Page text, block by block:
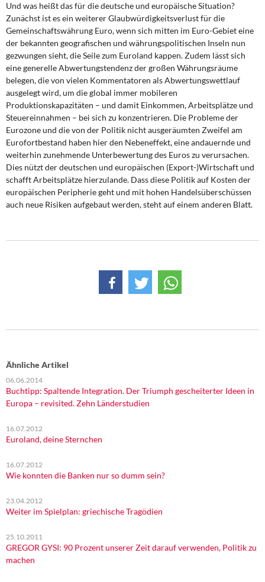
Und was heißt das für die deutsche und europäische Situation?
Zunächst ist es ein weiterer Glaubwürdigkeitsverlust für die
Gemeinschaftswährung Euro, wenn sich mitten im Euro-Gebiet eine
der bekannten geografischen und währungspolitischen Inseln nun
gezwungen sieht, die Seile zum Euroland kappen. Zudem lässt sich
eine generelle Abwertungstendenz der großen Währungsräume
belegen, die von vielen Kommentatoren als Abwertungswettlauf
ausgelegt wird, um die global immer mobileren
Produktionskapazitäten – und damit Einkommen, Arbeitsplätze und
Steuereinnahmen – bei sich zu konzentrieren. Die Probleme der
Eurozone und die von der Politik nicht ausgeräumten Zweifel am
Eurofortbestand haben hier den Nebeneffekt, eine andauernde und
weiterhin zunehmende Unterbewertung des Euros zu verursachen.
Dies nützt der deutschen und europäischen (Export-)Wirtschaft und
schafft Arbeitsplätze hierzulande. Dass diese Politik auf Kosten der
europäischen Peripherie geht und mit hohen Handelsüberschüssen
auch neue Risiken aufgebaut werden, steht auf einem anderen Blatt.
Ähnliche Artikel
06.06.2014
Buchtipp: Spaltende Integration. Der Triumph gescheiterter Ideen in
Europa – revisited. Zehn Länderstudien
16.07.2012
Euroland, deine Sternchen
16.07.2012
Wie konnten die Banken nur so dumm sein?
23.04.2012
Weiter im Spielplan: griechische Tragödien
25.10.2011
GREGOR GYSI: 90 Prozent unserer Zeit darauf verwenden, Politik zu
machen